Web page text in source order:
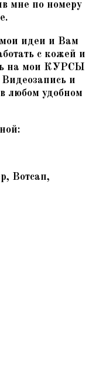
мне по номеру
идеи и Вам
с кожей и
на мои КУРСЫ
и
любом удобном
Вотсап,